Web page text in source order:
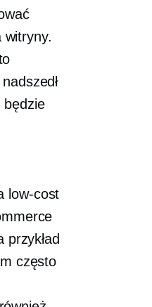
witryny.
będzie
low-cost
często